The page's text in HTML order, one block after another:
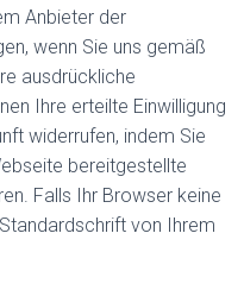
Anbieter der
wenn Sie uns gemäß
ausdrückliche
Ihre erteilte Einwilligung
widerrufen, indem Sie
bereitgestellte
Falls Ihr Browser keine
von Ihrem